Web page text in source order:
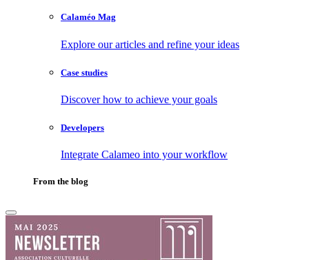
Calaméo Mag
Explore our articles and refine your ideas
Case studies
Discover how to achieve your goals
Developers
Integrate Calameo into your workflow
From the blog